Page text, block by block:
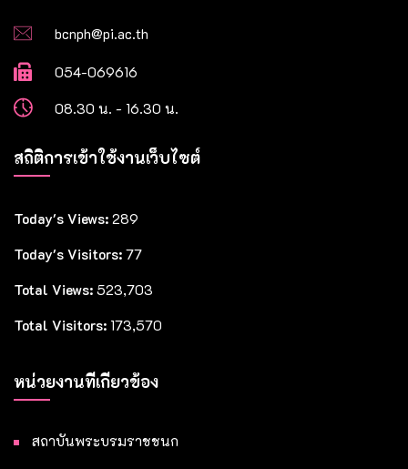
bcnph@pi.ac.th
054-069616
08.30 น. - 16.30 น.
สถิติการเข้าใช้งานเว็บไซต์
Today's Views: 289
Today's Visitors: 77
Total Views: 523,703
Total Visitors: 173,570
หน่วยงานที่เกี่ยวข้อง
สถาบันพระบรมราชชนก